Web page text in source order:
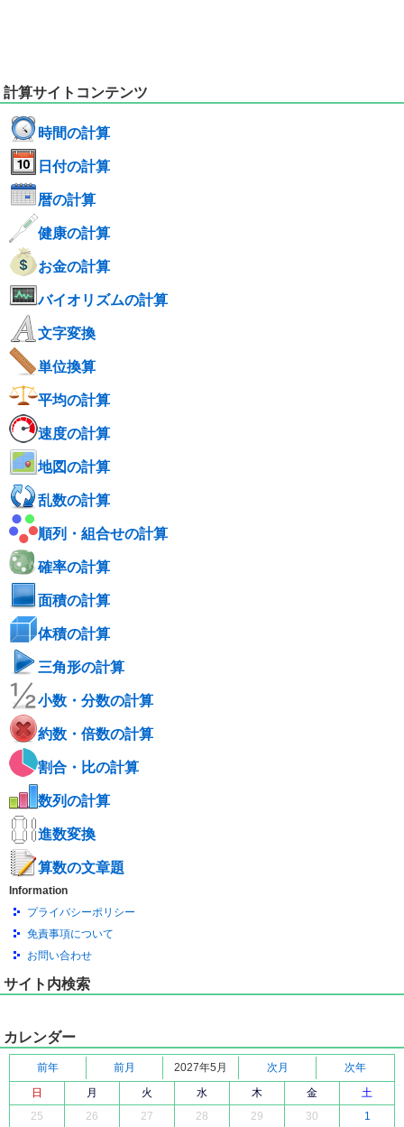
計算サイトコンテンツ
時間の計算
日付の計算
暦の計算
健康の計算
お金の計算
バイオリズムの計算
文字変換
単位換算
平均の計算
速度の計算
地図の計算
乱数の計算
順列・組合せの計算
確率の計算
面積の計算
体積の計算
三角形の計算
小数・分数の計算
約数・倍数の計算
割合・比の計算
数列の計算
進数変換
算数の文章題
Information
プライバシーポリシー
免責事項について
お問い合わせ
サイト内検索
カレンダー
前年 前月 2027年5月 次月
次年
日
月 火 水 木 金
土
25
26 27 28 29 30 1